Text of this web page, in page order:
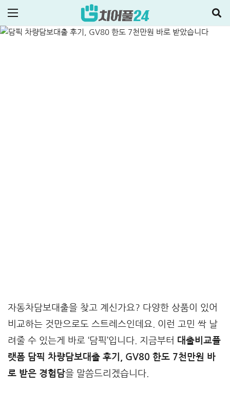
신용대출
자동차담보대출을 찾고 계신가요? 다양한 상품이 있어
비교하는 것만으로도 스트레스인데요. 이런 고민 싹 날
려줄 수 있는게 바로 ‘담픽’입니다. 지금부터 대출비교플
랫폼 담픽 차량담보대출 후기, GV80 한도 7천만원 바
로 받은 경험담을 말씀드리겠습니다.